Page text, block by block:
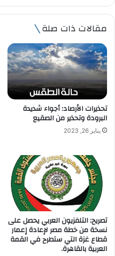
ر
د
ا
ل
إ
ل
ك
ر
و
ن
مقالات ذات صلة
تحذيرات الأرصاد: أجواء شديدة
البرودة وتحذير من الصقيع
يناير 26, 2023
تصريح; التلفزيون العربي يحصل على
نسخة من خطة مصر لإعادة إعمار
قطاع غزة التي ستطرح في القمة
العربية بالقاهرة.